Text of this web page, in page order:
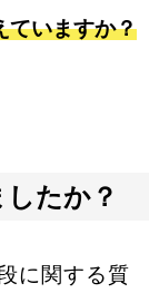
すか？
ていますか？
たか？
に関する質